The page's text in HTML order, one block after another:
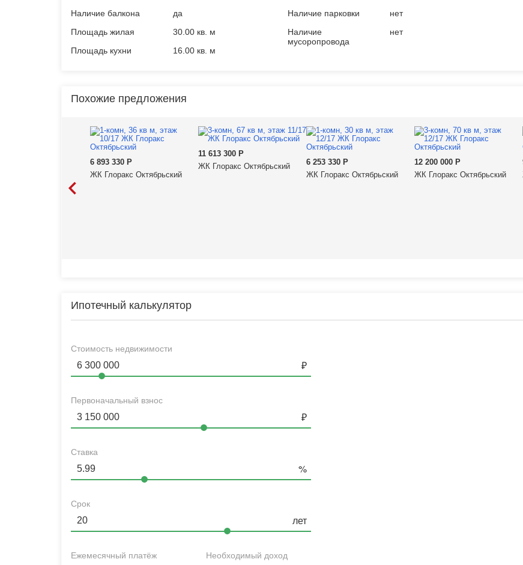
Наличие балкона
да
Площадь жилая
30.00 кв. м
Площадь кухни
16.00 кв. м
Наличие парковки
нет
Наличие
мусоропровода
нет
Похожие предложения
6 893 330 Р
ЖК Глоракс Октябрьский
11 613 300 Р
ЖК Глоракс Октябрьский
6 253 330 Р
ЖК Глоракс Октябрьский
12 200 000 Р
ЖК Глоракс Октябрьский
Ипотечный калькулятор
Стоимость недвижимости
Первоначальный взнос
Ставка
Срок
Ежемесячный платёж Необходимый доход